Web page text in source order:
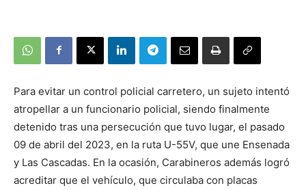
Para evitar un control policial carretero, un sujeto intentó
atropellar a un funcionario policial, siendo finalmente
detenido tras una persecución que tuvo lugar, el pasado
09 de abril del 2023, en la ruta U-55V, que une Ensenada
y Las Cascadas. En la ocasión, Carabineros además logró
acreditar que el vehículo, que circulaba con placas